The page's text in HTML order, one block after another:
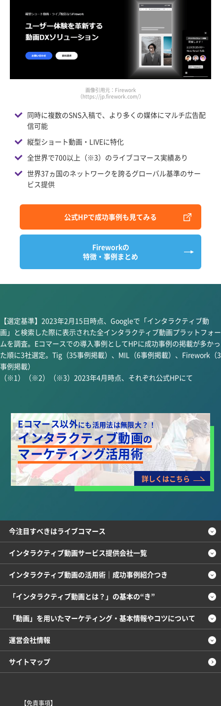
画像引用元：Firework
（https://jp.firework.com/）
同時に複数のSNS入稿で、より多くの媒体にマルチ広告配
信可能
縦型ショート動画・LIVEに特化
全世界で700以上（※3）のライブコマース実績あり
世界37ヵ国のネットワークを誇るグローバル基準のサー
ビス提供
公式HPで成功事例も見てみる
Fireworkの
特徴・事例まとめ
【選定基準】2023年2月15日時点、Googleで「インタラクティブ動
画」と検索した際に表示された全インタラクティブ動画プラットフォー
ムを調査。Eコマースでの導入事例としてHPに成功事例の掲載が多かっ
た順に3社選定。Tig（35事例掲載）、MIL（6事例掲載）、Firework（3
事例掲載）
（※1）（※2）（※3）2023年4月時点、それぞれ公式HPにて
Eコマース以外にも活用法は無限大？！
インタラクティブ動画の
マーケティング活用術
詳しくはこちら
今注目すべきはライブコマース
インタラクティブ動画サービス提供会社一覧
インタラクティブ動画の活用術｜成功事例紹介つき
「インタラクティブ動画とは？」の基本の“き”
「動画」を用いたマーケティング・基本情報やコツについて
運営会社情報
サイトマップ
【免責事項】